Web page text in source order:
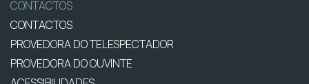
CONTACTOS
CONTACTOS
PROVEDORA DO TELESPECTADOR
PROVEDORA DO OUVINTE